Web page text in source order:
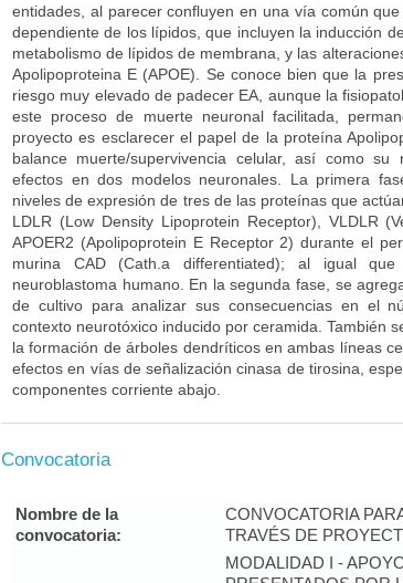
entidades, al parecer confluyen en una vía común
dependiente de los lípidos, que incluyen la inducción
metabolismo de lípidos de membrana, y las
Apolipoproteina E (APOE). Se conoce bien que la
riesgo muy elevado de padecer EA, aunque la
este proceso de muerte neuronal facilitada,
proyecto es esclarecer el papel de la proteína
balance muerte/supervivencia celular, así como
efectos en dos modelos neuronales. La primera
niveles de expresión de tres de las proteínas que
LDLR (Low Density Lipoprotein Receptor), VLDLR
APOER2 (Apolipoprotein E Receptor 2) durante el
murina CAD (Cath.a differentiated); al igual
neuroblastoma humano. En la segunda fase, se
de cultivo para analizar sus consecuencias en el
contexto neurotóxico inducido por ceramida. También
la formación de árboles dendríticos en ambas líneas
efectos en vías de señalización cinasa de tirosina,
componentes corriente abajo.
Convocatoria
Nombre de la
convocatoria:
CONVOCATORIA
TRAVÉS DE
MODALIDAD I -